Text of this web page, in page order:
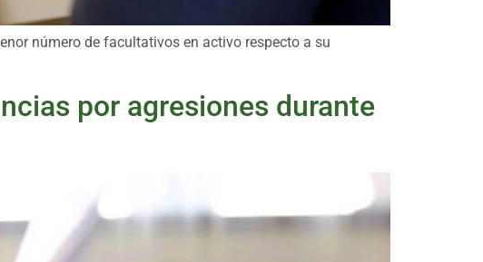
número de facultativos en activo respecto a su
por agresiones durante